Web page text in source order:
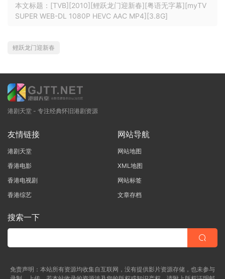
本文标题：[TVB][2010][鲤跃龙门迎新春][粤语无字幕][myTV
SUPER WEB-DL 1080P HEVC AAC MP4][3.8G]
鲤跃龙门迎新春
港剧天堂 - 专注经典怀旧港剧资源
友情链接
港剧天堂
香港电影
香港电视剧
香港综艺
网站导航
网站地图
XML地图
网站标签
文章存档
搜索一下
免责声明：本站所有资源均收集自互联网，没有提供影片资源存储，也未参与